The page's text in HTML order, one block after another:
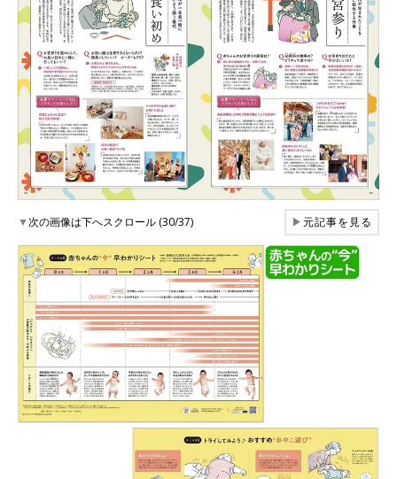
▼次の画像は下へスクロール (30/37) ▶元記事を見る